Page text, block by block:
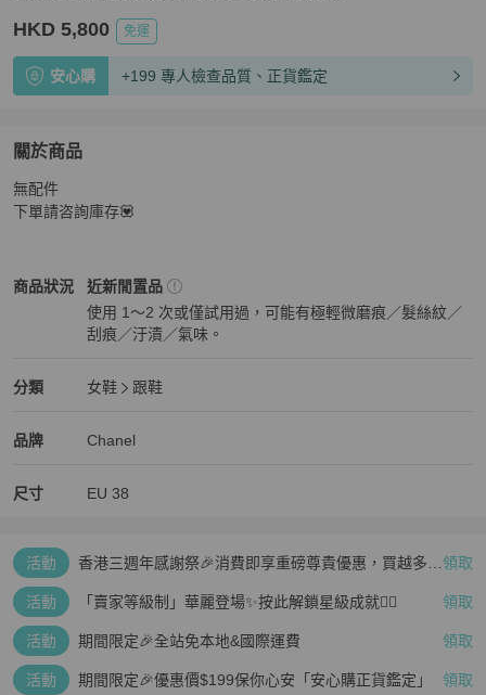
HKD 5,800 免運
安心購 +199 專人檢查品質、正貨鑑定
關於商品
關於chanel香奈兒 尖頭雙C高跟鞋 38碼 已貼底🧡
無配件
下單請咨詢庫存💟
商品狀況
Chanel女鞋商品狀態與細節
近新閒置品
使用 1～2 次或僅試用過，可能有極輕微磨痕／髮絲紋／
刮痕／汙漬／氣味。
分類
Chanel 女鞋分類資訊
女鞋
跟鞋
品牌
Chanel 精品女鞋品牌介紹
Chanel
Chanel 推薦清單
尺寸 EU 38
活動
香港三週年感謝祭🎉消費即享重磅尊貴優惠，買越多、 領取
活動 「賣家等級制」華麗登場✨按此解鎖星級成就👆🏻 領取
活動 期間限定🎉全站免本地&國際運費 領取
活動 期間限定🎉優惠價$199保你心安「安心購正貨鑑定」 領取